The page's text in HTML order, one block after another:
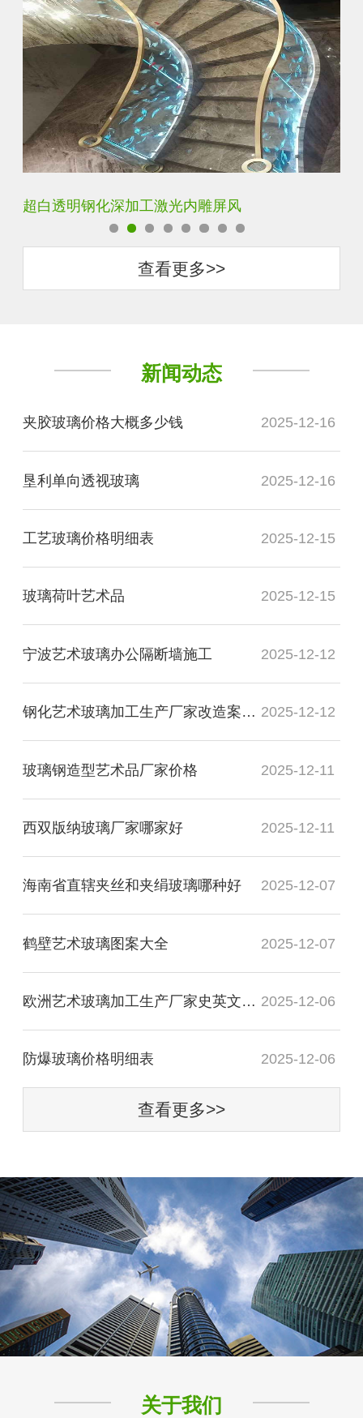
玄关水晶立体雕刻3D激光内雕玻璃
查看更多>>
新闻动态
夹胶玻璃价格大概多少钱 2025-12-16
垦利单向透视玻璃 2025-12-16
工艺玻璃价格明细表 2025-12-15
玻璃荷叶艺术品 2025-12-15
宁波艺术玻璃办公隔断墙施工 2025-12-12
钢化艺术玻璃加工生产厂家改造案例图 2025-12-12
玻璃钢造型艺术品厂家价格 2025-12-11
西双版纳玻璃厂家哪家好 2025-12-11
海南省直辖夹丝和夹绢玻璃哪种好 2025-12-07
鹤壁艺术玻璃图案大全 2025-12-07
欧洲艺术玻璃加工生产厂家史英文名词解释 2025-12-06
防爆玻璃价格明细表 2025-12-06
查看更多>>
关于我们